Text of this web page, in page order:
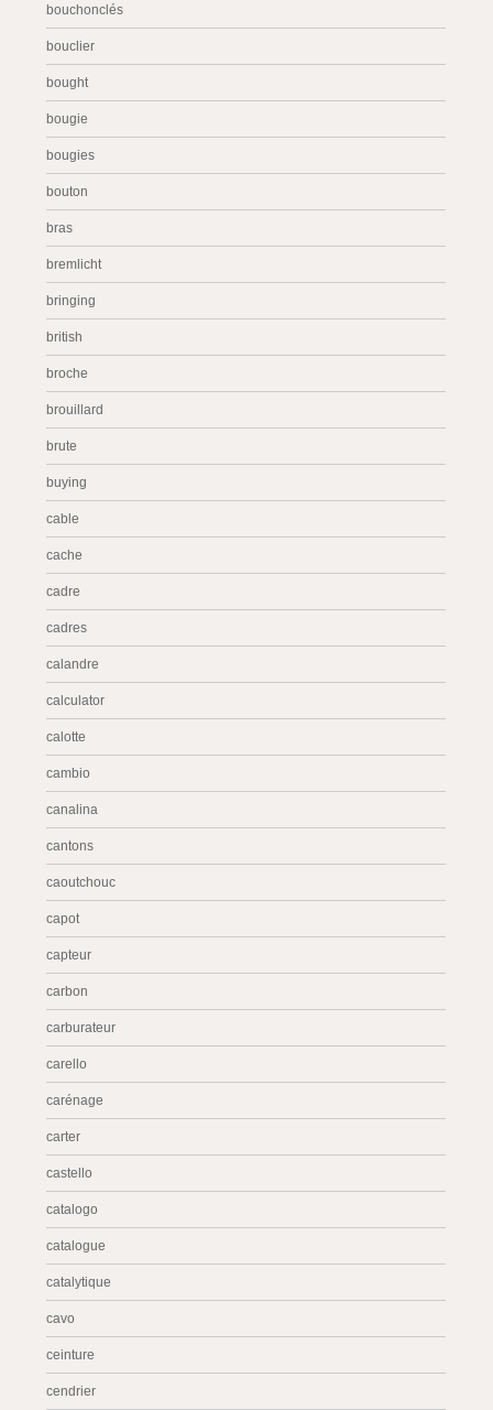
bouchonclés
bouclier
bought
bougie
bougies
bouton
bras
bremlicht
bringing
british
broche
brouillard
brute
buying
cable
cache
cadre
cadres
calandre
calculator
calotte
cambio
canalina
cantons
caoutchouc
capot
capteur
carbon
carburateur
carello
carénage
carter
castello
catalogo
catalogue
catalytique
cavo
ceinture
cendrier